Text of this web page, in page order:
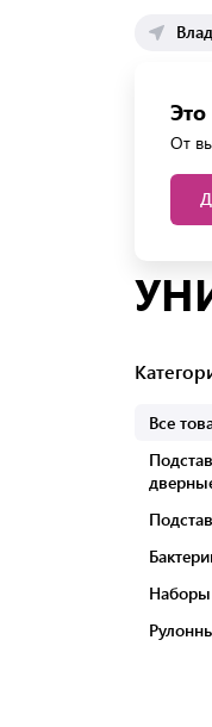
От
Главная
Все